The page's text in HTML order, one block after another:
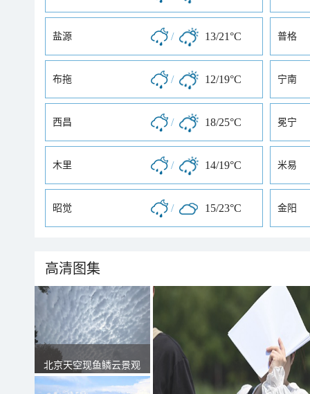
盐源 / 13/21°C 普格
布拖 / 12/19°C 宁南
西昌 / 18/25°C 冕宁
木里 / 14/19°C 米易
昭觉 / 15/23°C 金阳
高清图集
北京天空现鱼鳞云景观